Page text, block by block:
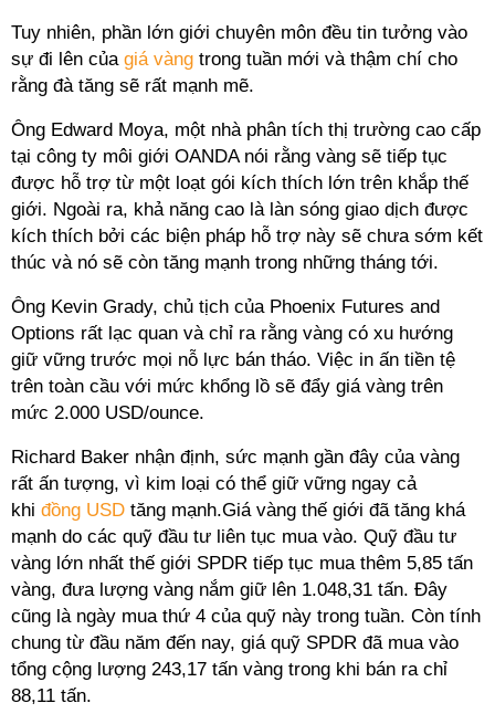
Tuy nhiên, phần lớn giới chuyên môn đều tin tưởng vào
sự đi lên của giá vàng trong tuần mới và thậm chí cho
rằng đà tăng sẽ rất mạnh mẽ.
Ông Edward Moya, một nhà phân tích thị trường cao cấp
tại công ty môi giới OANDA nói rằng vàng sẽ tiếp tục
được hỗ trợ từ một loạt gói kích thích lớn trên khắp thế
giới. Ngoài ra, khả năng cao là làn sóng giao dịch được
kích thích bởi các biện pháp hỗ trợ này sẽ chưa sớm kết
thúc và nó sẽ còn tăng mạnh trong những tháng tới.
Ông Kevin Grady, chủ tịch của Phoenix Futures and
Options rất lạc quan và chỉ ra rằng vàng có xu hướng
giữ vững trước mọi nỗ lực bán tháo. Việc in ấn tiền tệ
trên toàn cầu với mức khổng lồ sẽ đẩy giá vàng trên
mức 2.000 USD/ounce.
Richard Baker nhận định, sức mạnh gần đây của vàng
rất ấn tượng, vì kim loại có thể giữ vững ngay cả
khi đồng USD tăng mạnh.Giá vàng thế giới đã tăng khá
mạnh do các quỹ đầu tư liên tục mua vào. Quỹ đầu tư
vàng lớn nhất thế giới SPDR tiếp tục mua thêm 5,85 tấn
vàng, đưa lượng vàng nắm giữ lên 1.048,31 tấn. Đây
cũng là ngày mua thứ 4 của quỹ này trong tuần. Còn tính
chung từ đầu năm đến nay, giá quỹ SPDR đã mua vào
tổng cộng lượng 243,17 tấn vàng trong khi bán ra chỉ
88,11 tấn.